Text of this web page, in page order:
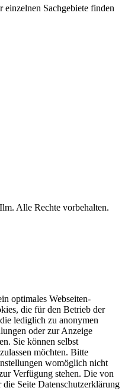
Sachgebiete finden
Alle Rechte vorbehalten.
optimales Webseiten-
die für den Betrieb der
lediglich zu anonymen
oder zur Anzeige
Sie können selbst
möchten. Bitte
womöglich nicht
Verfügung stehen. Die von
Seite Datenschutzerklärung